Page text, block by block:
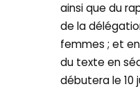
ainsi que du
de la
femmes ; et
du texte en
débutera le 10